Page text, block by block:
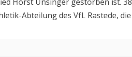
Abteilung des VfL Rastede,